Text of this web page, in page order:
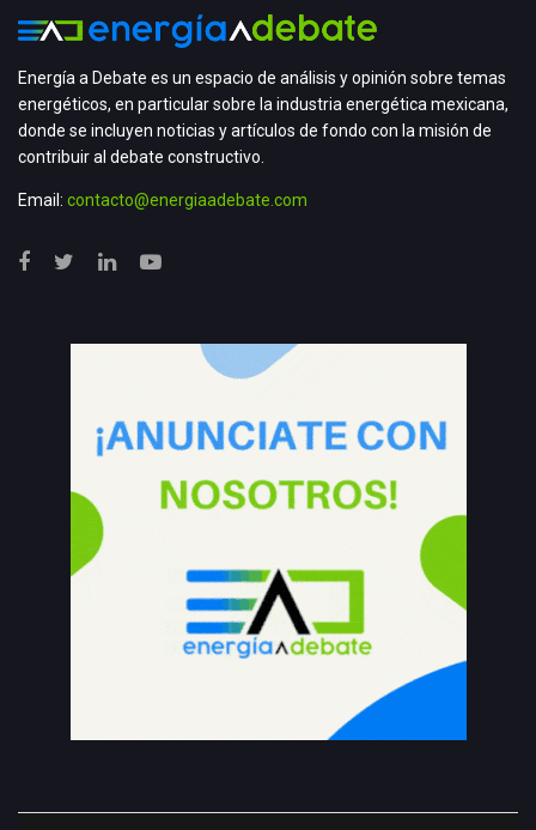
Energía a Debate es un espacio de análisis y opinión sobre temas
energéticos, en particular sobre la industria energética mexicana,
donde se incluyen noticias y artículos de fondo con la misión de
contribuir al debate constructivo.
Email: contacto@energiaadebate.com